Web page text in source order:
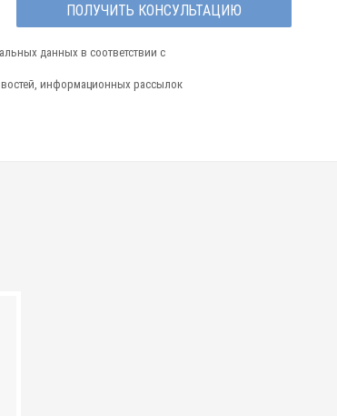
ПОЛУЧИТЬ КОНСУЛЬТАЦИЮ
данных в соответствии с
информационных рассылок